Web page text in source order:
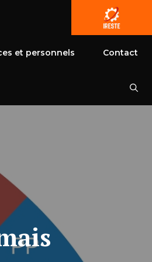
et personnels Contact